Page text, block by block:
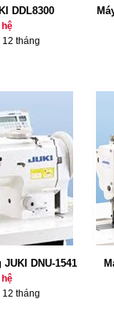
DDL8300
hệ
12 tháng
DNU-1541
hệ
12 tháng